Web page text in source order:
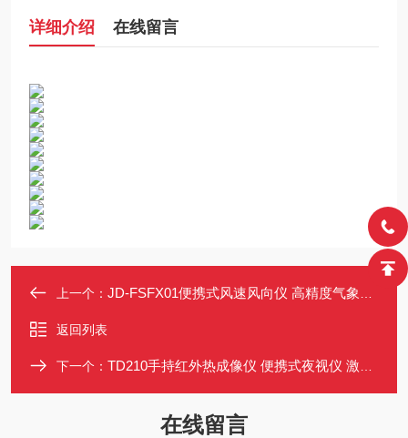
详细介绍 在线留言
上一个： JD-FSFX01便携式风速风向仪 高精度气象测量 带浪高显示 铝合金箱
返回列表
下一个： TD210手持红外热成像仪 便携式夜视仪 激光指示 WIFI连接 APP控制
在线留言